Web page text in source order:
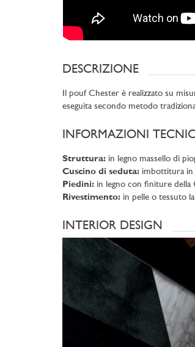
DESCRIZIONE
Il pouf Chester è realizzato su
eseguita secondo metodo
INFORMAZIONI
Struttura: in legno massello di
Cuscino di seduta: imbottitura in
Piedini: in legno con finiture della
Rivestimento: in pelle o tessuto
INTERIOR DESIGN